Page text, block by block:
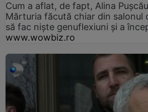
Cum a aflat, de fapt, Alina
Mărturia făcută chiar din salonul
să fac niște genuflexiuni și a
www.wowbiz.ro